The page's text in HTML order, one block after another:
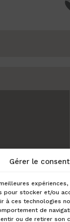
Gérer le
pour stocker et/ou
à ces technologies
de
ou de retirer son